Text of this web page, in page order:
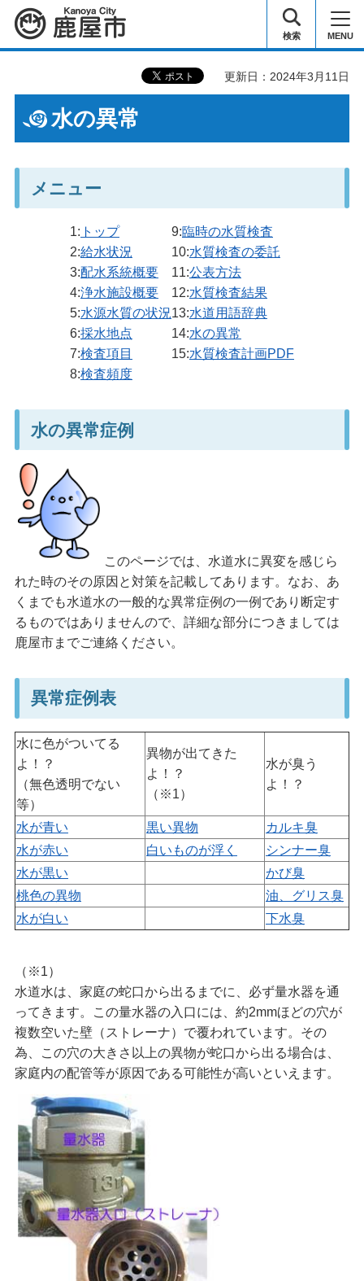
鹿屋市 検索 MENU
更新日：2024年3月11日
水の異常
メニュー
1: トップ 9:臨時の水質検査
2:給水状況 10:水質検査の委託
3:配水系統概要 11:公表方法
4:浄水施設概要 12:水質検査結果
5:水源水質の状況13:水道用語辞典
6:採水地点 14:水の異常
7:検査項目 15:水質検査計画PDF
8:検査頻度
水の異常症例
このページでは、水道水に異変を感じら
れた時のその原因と対策を記載してあります。なお、あ
くまでも水道水の一般的な異常症例の一例であり断定す
るものではありませんので、詳細な部分につきましては
鹿屋市までご連絡ください。
異常症例表
水に色がついてる
よ！？
（無色透明でない
等）
異物が出てきた
よ！？
（※1）
水が臭う
よ！？
水が青い 黒い異物
カルキ臭
水が赤い
白いものが浮く
シンナー臭
水が黒い
かび臭
桃色の異物
油、グリス臭
水が白い
下水臭
（※1）
水道水は、家庭の蛇口から出るまでに、必ず量水器を通
ってきます。この量水器の入口には、約2mmほどの穴が
複数空いた壁（ストレーナ）で覆われています。その
為、この穴の大きさ以上の異物が蛇口から出る場合は、
家庭内の配管等が原因である可能性が高いといえます。